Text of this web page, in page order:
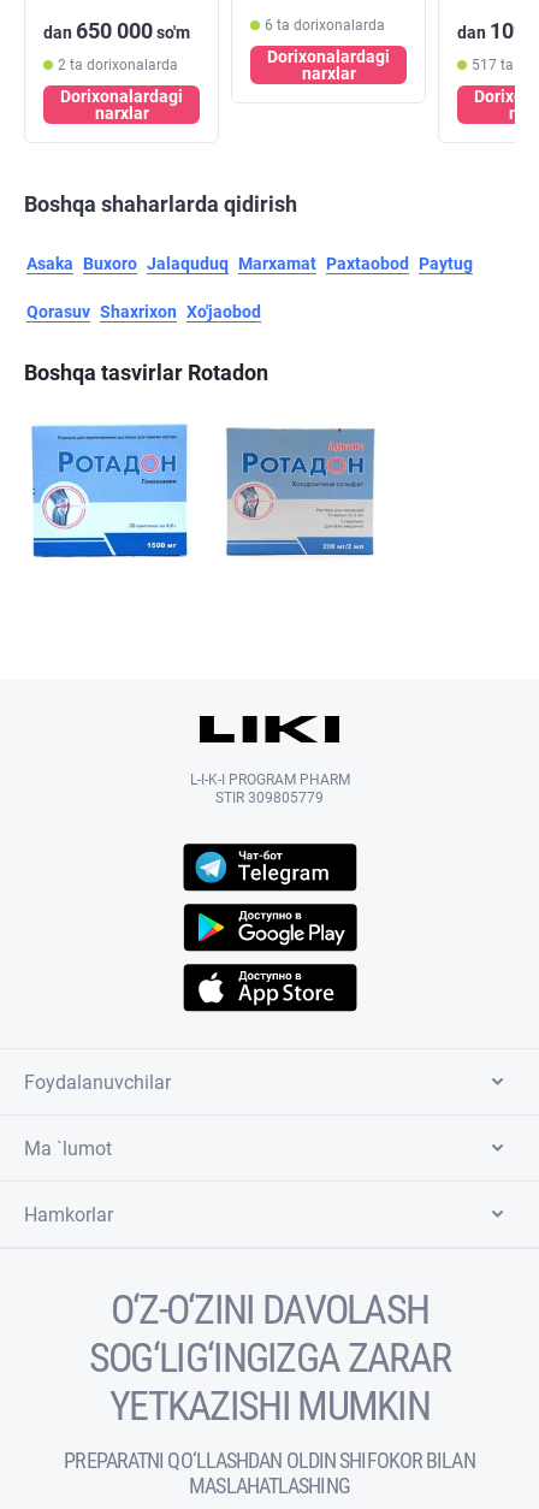
dan 650 000so'm
2 ta dorixonalarda
Dorixonalardagi
narxlar
erituvchi № 6
(ampulalar)
6 ta dorixonalarda
Dorixonalardagi
narxlar
dan 109
517 ta
Boshqa shaharlarda qidirish
Asaka Buxoro Jalaquduq Marxamat Paxtaobod Paytug
Qorasuv Shaxrixon Xo'jaobod
Boshqa tasvirlar Rotadon
L-I-K-I PROGRAM PHARM
STIR 309805779
Foydalanuvchilar
Ma `lumot
Hamkorlar
O‘Z-O‘ZINI DAVOLASH
SOG‘LIG‘INGIZGA ZARAR
YETKAZISHI MUMKIN
PREPARATNI QO‘LLASHDAN OLDIN SHIFOKOR BILAN
MASLAHATLASHING